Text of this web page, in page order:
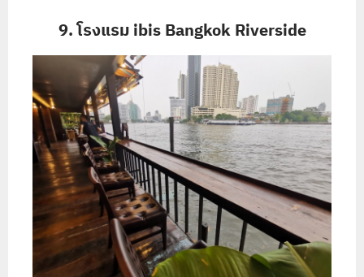
9. โรงแรม ibis Bangkok Riverside